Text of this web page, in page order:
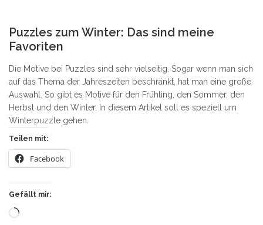
Puzzles zum Winter: Das sind meine
Favoriten
Die Motive bei Puzzles sind sehr vielseitig. Sogar wenn man sich
auf das Thema der Jahreszeiten beschränkt, hat man eine große
Auswahl. So gibt es Motive für den Frühling, den Sommer, den
Herbst und den Winter. In diesem Artikel soll es speziell um
Winterpuzzle gehen.
Teilen mit:
Facebook
Gefällt mir:
Wird